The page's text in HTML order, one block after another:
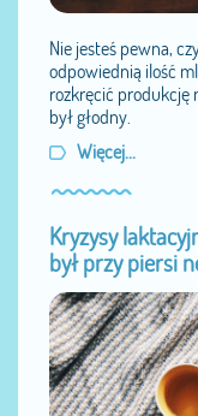
Nie jesteś pewna,
odpowiednią ilość
rozkręcić produkcję
był głodny.
Więcej...
Kryzysy
był przy piersi